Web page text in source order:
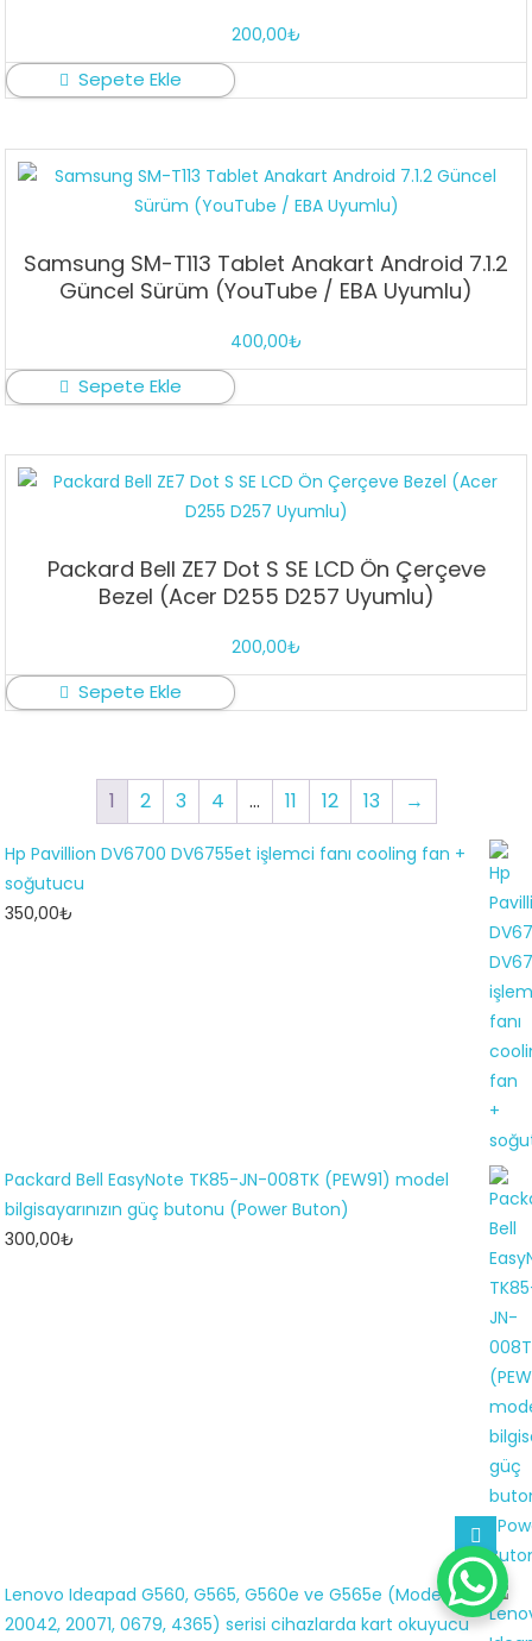
200,00₺
Sepete Ekle
Samsung SM-T113 Tablet Anakart Android 7.1.2
Güncel Sürüm (YouTube / EBA Uyumlu)
400,00₺
Sepete Ekle
Packard Bell ZE7 Dot S SE LCD Ön Çerçeve
Bezel (Acer D255 D257 Uyumlu)
200,00₺
Sepete Ekle
1 2 3 4 … 11 12 13 →
Hp Pavillion DV6700 DV6755et işlemci fanı cooling fan +
soğutucu
350,00₺
Packard Bell EasyNote TK85-JN-008TK (PEW91) model
bilgisayarınızın güç butonu (Power Buton)
300,00₺
Lenovo Ideapad G560, G565, G560e ve G565e (Model
20042, 20071, 0679, 4365) serisi cihazlarda kart okuyucu